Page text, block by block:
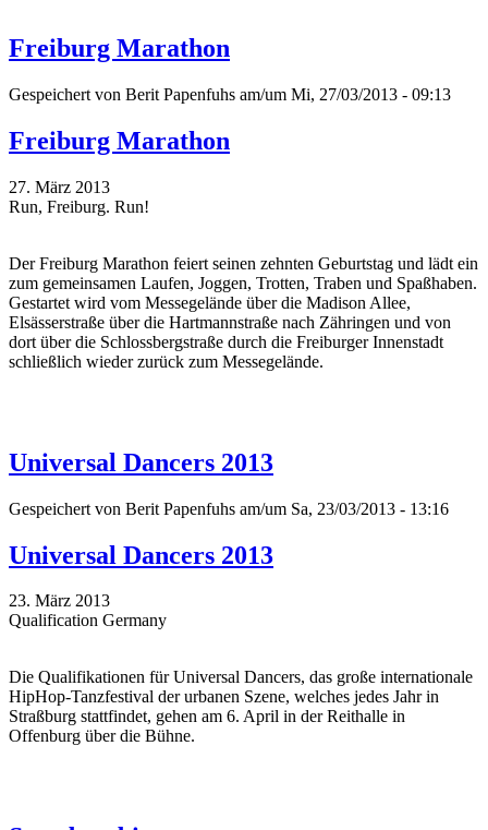
Freiburg Marathon
Gespeichert von Berit Papenfuhs am/um Mi, 27/03/2013 - 09:13
Freiburg Marathon
27. März 2013
Run, Freiburg. Run!
Der Freiburg Marathon feiert seinen zehnten Geburtstag und lädt ein
zum gemeinsamen Laufen, Joggen, Trotten, Traben und Spaßhaben.
Gestartet wird vom Messegelände über die Madison Allee,
Elsässerstraße über die Hartmannstraße nach Zähringen und von
dort über die Schlossbergstraße durch die Freiburger Innenstadt
schließlich wieder zurück zum Messegelände.
Universal Dancers 2013
Gespeichert von Berit Papenfuhs am/um Sa, 23/03/2013 - 13:16
Universal Dancers 2013
23. März 2013
Qualification Germany
Die Qualifikationen für Universal Dancers, das große internationale
HipHop-Tanzfestival der urbanen Szene, welches jedes Jahr in
Straßburg stattfindet, gehen am 6. April in der Reithalle in
Offenburg über die Bühne.